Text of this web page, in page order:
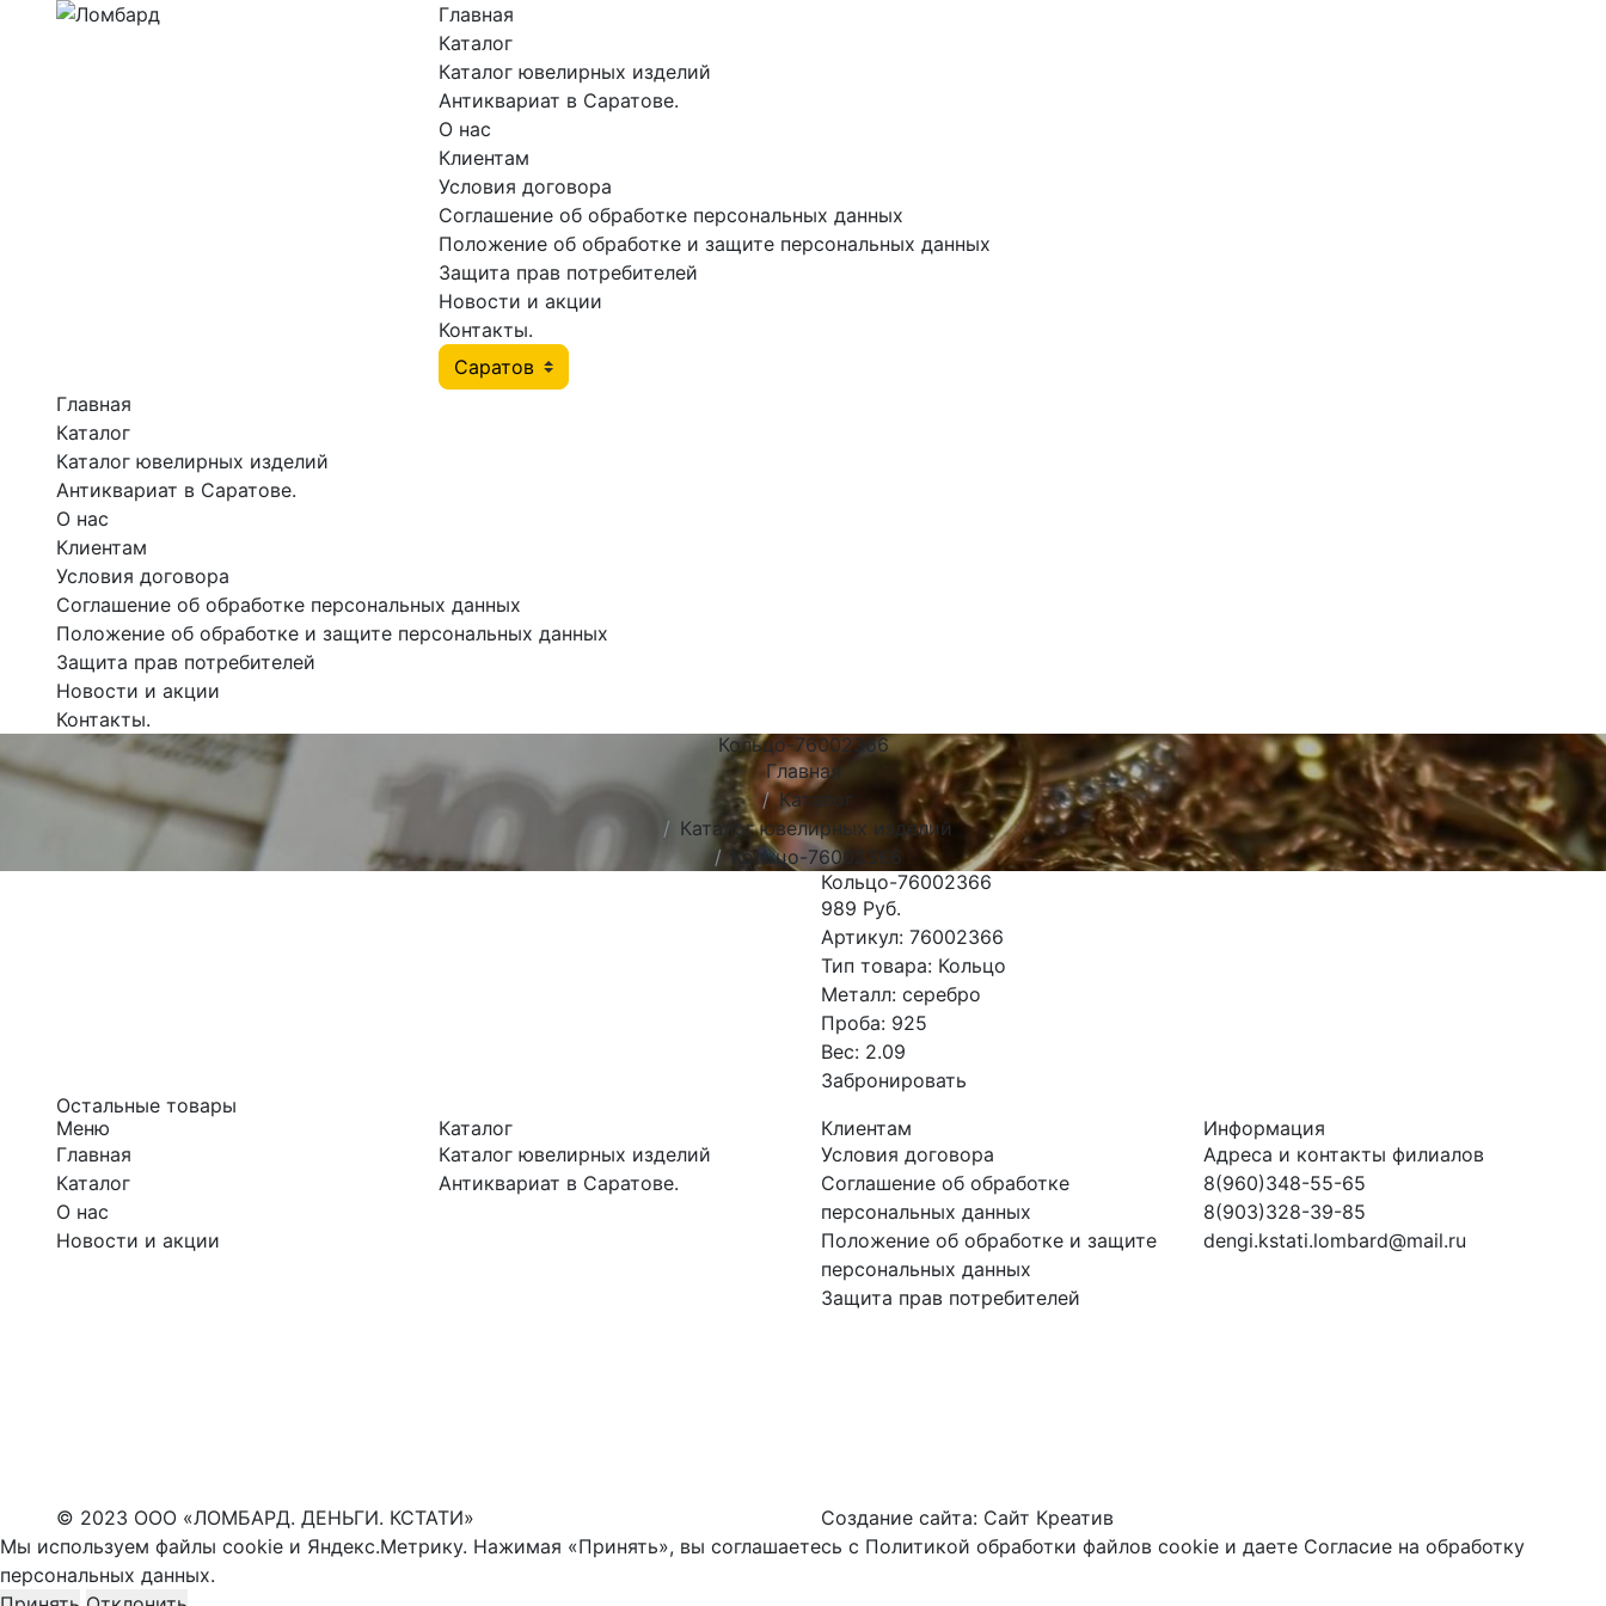
Главная
Каталог
Каталог ювелирных изделий
Антиквариат в Саратове.
О нас
Клиентам
Условия договора
Соглашение об обработке персональных данных
Положение об обработке и защите персональных данных
Защита прав потребителей
Новости и акции
Контакты.
Главная
Каталог
Каталог ювелирных изделий
Антиквариат в Саратове.
О нас
Клиентам
Условия договора
Соглашение об обработке персональных данных
Положение об обработке и защите персональных данных
Защита прав потребителей
Новости и акции
Контакты.
Кольцо-76002366
Главная
Каталог
Каталог ювелирных изделий
Кольцо-76002366
Кольцо-76002366
989 Руб.
Артикул: 76002366
Тип товара: Кольцо
Металл: серебро
Проба: 925
Вес: 2.09
Забронировать
Остальные товары
Меню
Главная
Каталог
О нас
Новости и акции
Каталог
Каталог ювелирных изделий
Антиквариат в Саратове.
Клиентам
Условия договора
Соглашение об обработке
персональных данных
Положение об обработке и защите
персональных данных
Защита прав потребителей
Информация
Адреса и контакты филиалов
8(960)348-55-65
8(903)328-39-85
dengi.kstati.lombard@mail.ru
© 2023 ООО «ЛОМБАРД. ДЕНЬГИ. КСТАТИ» Создание сайта: Сайт Креатив
Мы используем файлы cookie и Яндекс.Метрику. Нажимая «Принять», вы соглашаетесь с Политикой обработки файлов cookie и даете Согласие на обработку
персональных данных.